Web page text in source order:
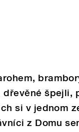
dřevěné špejli,
si v jednom
z Domu